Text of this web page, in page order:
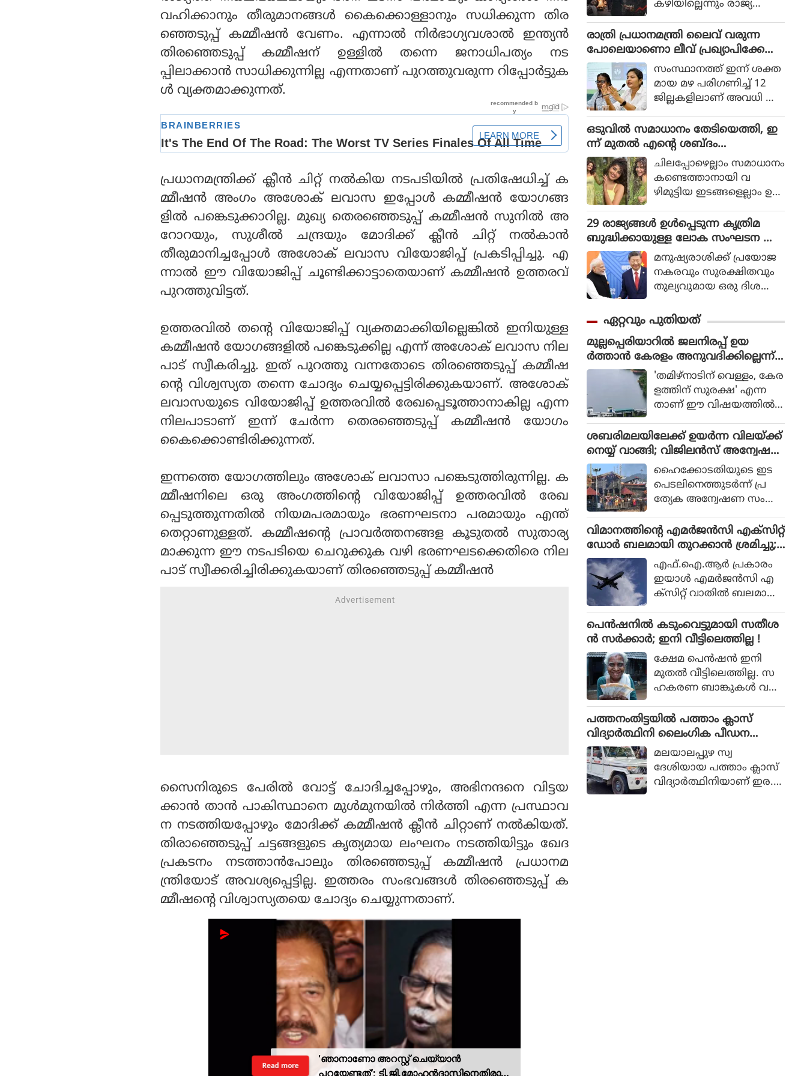
വഹിക്കാനും തീരുമാനങ്ങൾ കൈക്കൊള്ളാനും സധിക്കുന്ന തിര
ഞ്ഞെടുപ്പ് കമ്മീഷൻ വേണം. എന്നാൽ നിർഭാഗ്യവശാൽ ഇന്ത്യൻ
തിരഞ്ഞെടുപ്പ് കമ്മീഷന് ഉള്ളിൽ തന്നെ ജനാധിപത്യം നട
പ്പിലാക്കാൻ സാധിക്കുന്നില്ല എന്നതാണ് പുറത്തുവരുന്ന റിപ്പോർട്ടുക
ൾ വ്യക്തമാക്കുന്നത്.
പ്രധാനമന്ത്രിക്ക് ക്ലീൻ ചിറ്റ് നൽകിയ നടപടിയിൽ പ്രതിഷേധിച്ച് ക
മ്മീഷൻ അംഗം അശോക് ലവാസ ഇപ്പോൾ കമ്മീഷൻ യോഗങ്ങ
ളിൽ പങ്കെടുക്കാറില്ല. മുഖ്യ തെരഞ്ഞെടുപ്പ് കമ്മീഷൻ സുനിൽ അ
റോറയും, സുശീൽ ചന്ദ്രയും മോദിക്ക് ക്ലീൻ ചിറ്റ് നൽകാൻ
തീരുമാനിച്ചപ്പോൾ അശോക് ലവാസ വിയോജിപ്പ് പ്രകടിപ്പിച്ചു. എ
ന്നാൽ ഈ വിയോജിപ്പ് ചൂണ്ടിക്കാട്ടാതെയാണ് കമ്മീഷൻ ഉത്തരവ്
പുറത്തുവിട്ടത്.
ഉത്തരവിൽ തന്റെ വിയോജിപ്പ് വ്യക്തമാക്കിയില്ലെങ്കിൽ ഇനിയുള്ള
കമ്മീഷൻ യോഗങ്ങളിൽ പങ്കെടുക്കില്ല എന്ന് അശോക് ലവാസ നില
പാട് സ്വീകരിച്ചു. ഇത് പുറത്തു വന്നതോടെ തിരഞ്ഞെടുപ്പ് കമ്മീഷ
ന്റെ വിശ്വസ്യത തന്നെ ചോദ്യം ചെയ്യപ്പെട്ടിരിക്കുകയാണ്. അശോക്
ലവാസയുടെ വിയോജിപ്പ് ഉത്തരവിൽ രേഖപ്പെടൂത്താനാകില്ല എന്ന
നിലപാടാണ് ഇന്ന് ചേർന്ന തെരഞ്ഞെടുപ്പ് കമ്മീഷൻ യോഗം
കൈക്കൊണ്ടിരിക്കുന്നത്.
ഇന്നത്തെ യോഗത്തിലും അശോക് ലവാസാ പങ്കെടുത്തിരുന്നില്ല. ക
മ്മീഷനിലെ ഒരു അംഗത്തിന്റെ വിയോജിപ്പ് ഉത്തരവിൽ രേഖ
പ്പെടുത്തുന്നതിൽ നിയമപരമായും ഭരണഘടനാ പരമായും എന്ത്
തെറ്റാണുള്ളത്. കമ്മീഷന്റെ പ്രാവർത്തനങ്ങള കൂടുതൽ സുതാര്യ
മാക്കുന്ന ഈ നടപടിയെ ചെറുക്കുക വഴി ഭരണഘടക്കെതിരെ നില
പാട് സ്വീക്കരിച്ചിരിക്കുകയാണ് തിരഞ്ഞെടുപ്പ് കമ്മീഷൻ
സൈനിരുടെ പേരിൽ വോട്ട് ചോദിച്ചപ്പോഴും, അഭിനന്ദനെ വിട്ടയ
ക്കാൻ താൻ പാകിസ്ഥാനെ മുൾമുനയിൽ നിർത്തി എന്ന പ്രസ്ഥാവ
ന നടത്തിയപ്പോഴും മോദിക്ക് കമ്മീഷൻ ക്ലീൻ ചിറ്റാണ് നൽകിയത്.
തിരാഞ്ഞെടുപ്പ് ചട്ടങ്ങളുടെ കൃത്യമായ ലംഘനം നടത്തിയിട്ടും ഖേദ
പ്രകടനം നടത്താൻപോലും തിരഞ്ഞെടുപ്പ് കമ്മീഷൻ പ്രധാനമ
ന്ത്രിയോട് അവശ്യപ്പെട്ടില്ല. ഇത്തരം സംഭവങ്ങൾ തിരഞ്ഞെടുപ്പ് ക
മ്മീഷന്റെ വിശ്വാസ്യതയെ ചോദ്യം ചെയ്യുന്നതാണ്.
'ഞാനാണോ അറസ്റ്റ് ചെയ്യാൻ
പറയേണ്ടത്'; ടി.ജി.മോഹൻദാസിനെതിരായ
Read more
കഴിയില്ലെന്നും രാജ്യത്തെ
മൊഹ്സിന്‍ നഖ്വി
വ്യാഴാഴ്ച പറഞ്ഞു. കര
സേനാ മേധാവി ഫീല്‍ഡ്
മാര്‍ഷല്‍ സയ്യിദ് അസിം
മുനീറിന്റെ അടുത്ത
യാളായി അറിയപ്പെടുന്ന ന
ഖ്വി പാകിസ്ഥാന്റെ
കോക്രോച്ചുകള്‍ ഒ
ന്നിച്ചാല്‍ രാജ്യത്തെ മ
റിച്ചിടാന്‍ കഴിയുമെന്ന് പറ
ഞ്ഞു.
രാത്രി പ്രധാനമന്ത്രി ലൈവ് വരുന്ന
പോലെയാണൊ ലീവ് പ്രഖ്യാപിക്കേണ്ട
ത്, എറണാകുളം ജില്ലാ കളക്ടർ
ക്കെതിരെ വിമർശനം
സംസ്ഥാനത്ത് ഇന്ന് ശക്ത
മായ മഴ പരിഗണിച്ച് 12
ജില്ലകളിലാണ് അവധി പ്ര
ഒടുവില്‍ സമാധാനം തേടിയെത്തി, ഇ
ന്ന് മുതല്‍ എന്റെ ശബ്ദം
തിരെഞ്ഞെടുക്കുന്നു, പോസ്റ്റുമായി
അനുപമ പരമേശ്വരന്‍, ഒരു ബ്രെയ്ക്ക
പ്പ് മണക്കുന്നുവെന്ന് സോഷ്യല്‍
മീഡിയ
ചിലപ്പോഴെല്ലാം സമാധാനം
കണ്ടെത്താനായി വ
ഴിമുട്ടിയ ഇടങ്ങളെല്ലാം ഉ
രും.
29 രാജ്യങ്ങള്‍ ഉള്‍പ്പെടുന്ന കൃത്രിമ
ബുദ്ധിക്കായുള്ള ലോക സംഘടന ആ
രംഭിച്ച് ചൈന; ഇന്ത്യ ഇല്ലമനുഷ്യരാശിക്ക് പ്രയോജ
നകരവും സുരക്ഷിതവും
തുല്യവുമായ ഒരു ദിശ
വികസിക്കുന്നുവെന്ന് ഉറ
പ്പാക്കുക എന്ന പ്രഖ്യാപിത
ലക്ഷ്യത്തോടെയാണ് ഇ
തിന്റെ ആരംഭം. ചടങ്ങില്‍
യുഎന്‍ സെക്രട്ടറി ജനറല്‍
അന്റോണിയോ ഗുട്ടെറസ്
പങ്കെടുത്തു.
ഏറ്റവും പുതിയത്
മുല്ലപ്പെരിയാറില്‍ ജലനിരപ്പ് ഉയ
ര്‍ത്താന്‍ കേരളം അനുവദിക്കില്ലെന്ന്
മന്ത്രി മോന്‍സ് ജോസഫ്'തമിഴ്നാടിന് വെള്ളം, കേര
ളത്തിന് സുരക്ഷ' എന്ന
താണ് ഈ വിഷയത്തില്‍
കൃത്യമായ നിലപാടെന്നും
പുതിയ ഡാം നിര്‍മിക്കുക
മാത്രമാണ് ശാശ്വത പ
രിഹാരമെന്നും മന്ത്രി പറ
ഞ്ഞു. മുല്ലപ്പെരിയാറിലെ
ജലനിരപ്പ് ഉയര്‍ത്തുമെന്ന
തമിഴ്നാട് ബജറ്റ് പ്രഖ്യാപന
ത്തോട് പ്രതികരിക്കുക
യായിരുന്നു മന്ത്രി.
ശബരിമലയിലേക്ക് ഉയര്‍ന്ന വിലയ്ക്ക്
നെയ്യ് വാങ്ങി; വിജിലന്‍സ് അന്വേഷ
ണത്തിന് ഹൈക്കോടതി ഉത്തരവ്
ഹൈക്കോടതിയുടെ ഇട
പെടലിനെത്തുടര്‍ന്ന് പ്ര
ത്യേക അന്വേഷണ സംഘ
ന്വേഷിക്കുന്ന മൂന്നാമത്തെ
ശബരിമല വിവാദമാണിത്.
വിമാനത്തിന്റെ എമര്‍ജന്‍സി എക്‌സിറ്റ്
ഡോര്‍ ബലമായി തുറക്കാന്‍ ശ്രമിച്ചു;
മലയാളി പിടിയില്‍എഫ്.ഐ.ആര്‍ പ്രകാരം
ഇയാള്‍ എമര്‍ജന്‍സി എ
ക്‌സിറ്റ് വാതില്‍ ബലമായി
എമര്‍ജന്‍സി വിന്‍ഡോ
പാനല്‍ തകര്‍ക്കുകയും
പെൻഷനിൽ കടുംവെട്ടുമായി സതീശ
ൻ സർക്കാർ; ഇനി വീട്ടിലെത്തില്ല !
ക്ഷേമ പെൻഷൻ ഇനി
മുതൽ വീട്ടിലെത്തില്ല. സ
ഹകരണ ബാങ്കുകൾ വഴി
വീട്ടിലെത്തിക്കുന്നത്
യുഡിഎഫ് സർക്കാർ നിർ
ൾക്കു മാത്രമേ ഇനി ക്ഷേമ
പെൻഷൻ വീട്ടിലെത്തൂ.
പത്തനംതിട്ടയില്‍ പത്താം ക്ലാസ്
വിദ്യാര്‍ത്ഥിനി ലൈംഗിക പീഡന
ത്തിനിരയായി; പിതാവടക്കം ഏ
ഴുപേര്‍ക്കെതിരെ വെളിപ്പെടുത്തല്‍
മലയാലപ്പുഴ സ്വ
ദേശിയായ പത്താം ക്ലാസ്
വിദ്യാര്‍ത്ഥിനിയാണ് ഇര.